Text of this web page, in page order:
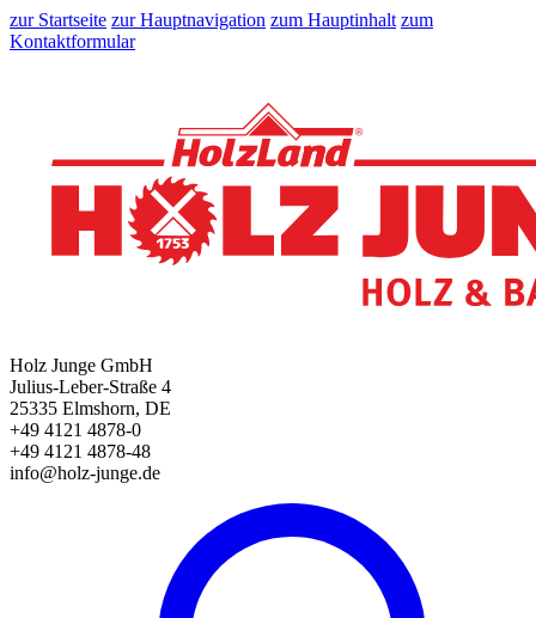
zur Startseite zur Hauptnavigation zum Hauptinhalt zum
Kontaktformular
Holz Junge GmbH
Julius-Leber-Straße 4
25335 Elmshorn, DE
+49 4121 4878-0
+49 4121 4878-48
info@holz-junge.de